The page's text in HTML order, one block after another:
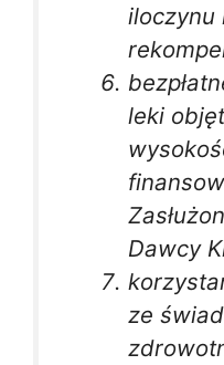
iloczynu
leki
Dawcy
ze